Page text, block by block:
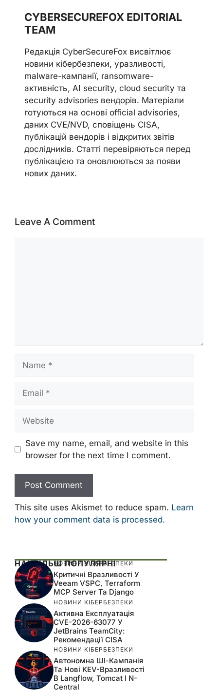
CYBERSECUREFOX EDITORIAL
TEAM
Редакція CyberSecureFox висвітлює
новини кібербезпеки, уразливості,
malware-кампанії, ransomware-
активність, AI security, cloud security та
security advisories вендорів. Матеріали
готуються на основі official advisories,
даних CVE/NVD, сповіщень CISA,
публікацій вендорів і відкритих звітів
дослідників. Статті перевіряються перед
публікацією та оновлюються за появи
нових даних.
Leave A Comment
Save my name, email, and website in this
browser for the next time I comment.
This site uses Akismet to reduce spam. Learn
how your comment data is processed.
НАЙБІЛЬШ ПОПУЛЯРНІ
НОВИНИ КІБЕРБЕЗПЕКИ
Критичні Вразливості У
Veeam VSPC, Terraform
MCP Server Та Django
НОВИНИ КІБЕРБЕЗПЕКИ
Активна Експлуатація
CVE-2026-63077 У
JetBrains TeamCity:
Рекомендації CISA
НОВИНИ КІБЕРБЕЗПЕКИ
Автономна ШІ-Кампанія
Та Нові KEV-Вразливості
В Langflow, Tomcat І N-
Central